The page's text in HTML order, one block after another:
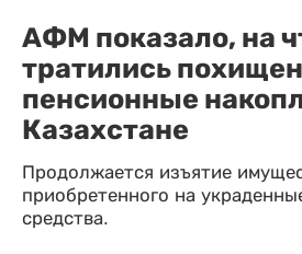
АФМ показало, на
тратились
пенсионные
Казахстане
Продолжается изъятие
приобретенного на
средства.